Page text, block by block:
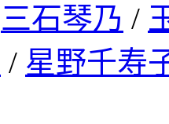
三石琴乃 /
/ 星野千寿